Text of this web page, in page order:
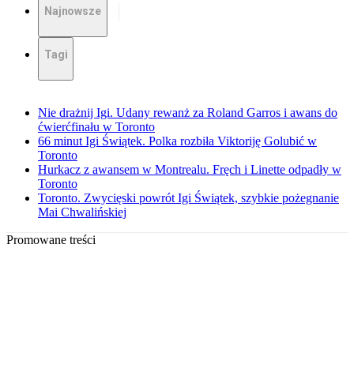
Najnowsze
Tagi
Nie drażnij Igi. Udany rewanż za Roland Garros i awans do
ćwierćfinału w Toronto
66 minut Igi Świątek. Polka rozbiła Viktoriję Golubić w
Toronto
Hurkacz z awansem w Montrealu. Fręch i Linette odpadły w
Toronto
Toronto. Zwycięski powrót Igi Świątek, szybkie pożegnanie
Mai Chwalińskiej
Promowane treści